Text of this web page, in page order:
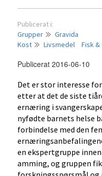
Publicerat i:
Grupper
Gravida
Kost
Livsmedel Fisk
Publicerat 2016-06-10
Det er stor interesse
etter at det de siste
ernæring i
nyfødte barnets helse
forbindelse med den
en ekspertgruppe
amming, og gruppen